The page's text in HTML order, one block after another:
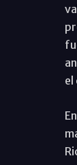
el